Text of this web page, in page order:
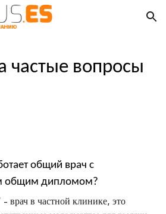
Skip to navigation
частые вопросы
общий врач с
общим дипломом?
врач в частной клинике, это